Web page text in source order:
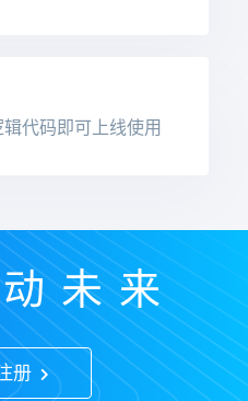
代码即可上线使用
未来
册